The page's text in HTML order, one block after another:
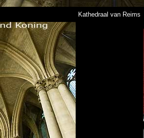
Kathedraal van Reims